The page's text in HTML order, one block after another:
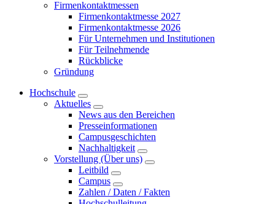
Firmenkontaktmessen
Firmenkontaktmesse 2027
Firmenkontaktmesse 2026
Für Unternehmen und Institutionen
Für Teilnehmende
Rückblicke
Gründung
Hochschule
Aktuelles
News aus den Bereichen
Presseinformationen
Campusgeschichten
Nachhaltigkeit
Vorstellung (Über uns)
Leitbild
Campus
Zahlen / Daten / Fakten